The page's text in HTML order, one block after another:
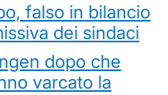
falso in bilancio
dei sindaci
dopo che
varcato la